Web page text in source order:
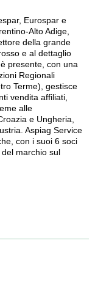
Eurospar e
Alto Adige,
della grande
e al dettaglio
presente, con una
Regionali
Terme), gestisce
vendita affiliati,
alle
e Ungheria,
Aspiag Service
con i suoi 6 soci
marchio sul